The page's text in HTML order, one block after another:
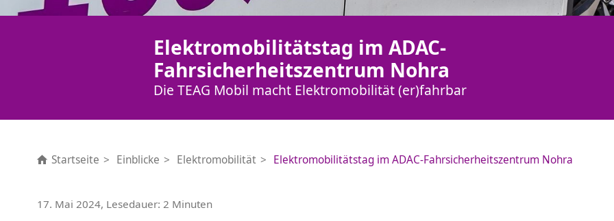
Elektromobilitätstag im ADAC-
Fahrsicherheitszentrum Nohra
Die TEAG Mobil macht Elektromobilität (er)fahrbar
Startseite Einblicke Elektromobilität Elektromobilitätstag im ADAC-Fahrsicherheitszentrum Nohra
17. Mai 2024, Lesedauer: 2 Minuten